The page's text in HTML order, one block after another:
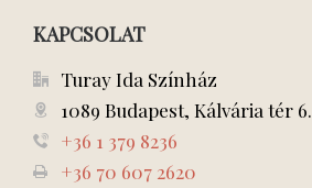
KAPCSOLAT
Turay Ida Színház
1089 Budapest, Kálvária tér 6.
+36 1 379 8236
+36 70 607 2620